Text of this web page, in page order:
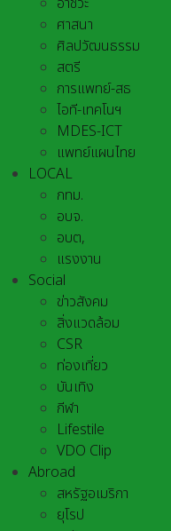
ศาสนา
ศิลปวัฒนธรรม
สตรี
การแพทย์-สธ
ไอที-เทคโนฯ
MDES-ICT
แพทย์แผนไทย
LOCAL
กทม.
อบจ.
อบต,
แรงงาน
Social
ข่าวสังคม
สิ่งแวดล้อม
CSR
ท่องเที่ยว
บันเทิง
กีฬา
Lifestile
VDO Clip
Abroad
สหรัฐอเมริกา
ยุโรป